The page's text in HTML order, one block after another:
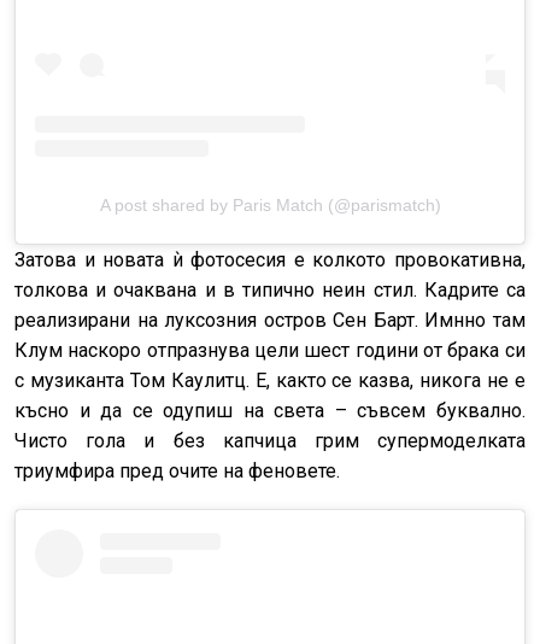
A post shared by Paris Match (@parismatch)
Затова и новата ѝ фотосесия е колкото провокативна,
толкова и очаквана и в типично неин стил. Кадрите са
реализирани на луксозния остров Сен Барт. Имнно там
Клум наскоро отпразнува цели шест годиниот брака си
с музиканта Том Каулитц. Е, както се казва, никога не е
късно и да се одупиш на света – съвсем буквално.
Чисто гола и без капчица грим супермоделката
триумфира пред очите на феновете.